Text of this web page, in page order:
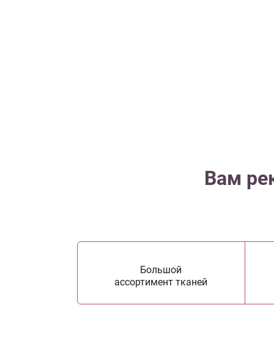
Вам
Большой
ассортимент тканей